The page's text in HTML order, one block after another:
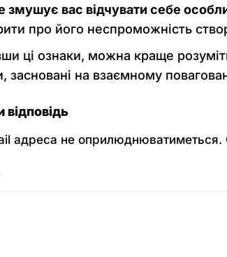
змушує вас відчувати себе
про його неспроможність
ці ознаки, можна краще
засновані на взаємному
адреса не оприлюднюватиметься.